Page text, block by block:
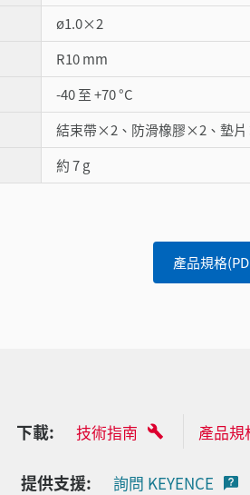
ø1.0×2
R10 mm
-40 至 +70 °C
結束帶×2、防滑橡膠×2、墊
約 7 g
產品規格
下載: 技術指南 產品規
提供支援: 詢問 KEYENCE